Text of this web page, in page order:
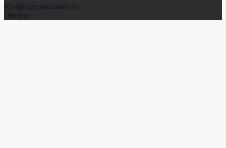
Конфиденциальность
Оферта